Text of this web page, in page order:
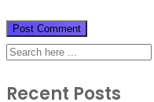
Recent Posts